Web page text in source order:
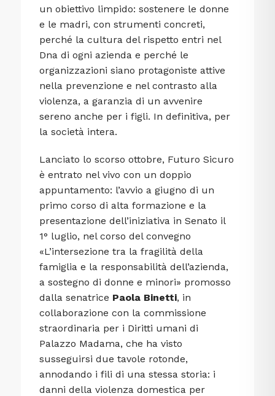
un obiettivo limpido: sostenere le donne
e le madri, con strumenti concreti,
perché la cultura del rispetto entri nel
Dna di ogni azienda e perché le
organizzazioni siano protagoniste attive
nella prevenzione e nel contrasto alla
violenza, a garanzia di un avvenire
sereno anche per i figli. In definitiva, per
la società intera.
Lanciato lo scorso ottobre, Futuro Sicuro
è entrato nel vivo con un doppio
appuntamento: l’avvio a giugno di un
primo corso di alta formazione e la
presentazione dell’iniziativa in Senato il
1° luglio, nel corso del convegno
«L’intersezione tra la fragilità della
famiglia e la responsabilità dell’azienda,
a sostegno di donne e minori» promosso
dalla senatrice Paola Binetti, in
collaborazione con la commissione
straordinaria per i Diritti umani di
Palazzo Madama, che ha visto
susseguirsi due tavole rotonde,
annodando i fili di una stessa storia: i
danni della violenza domestica per